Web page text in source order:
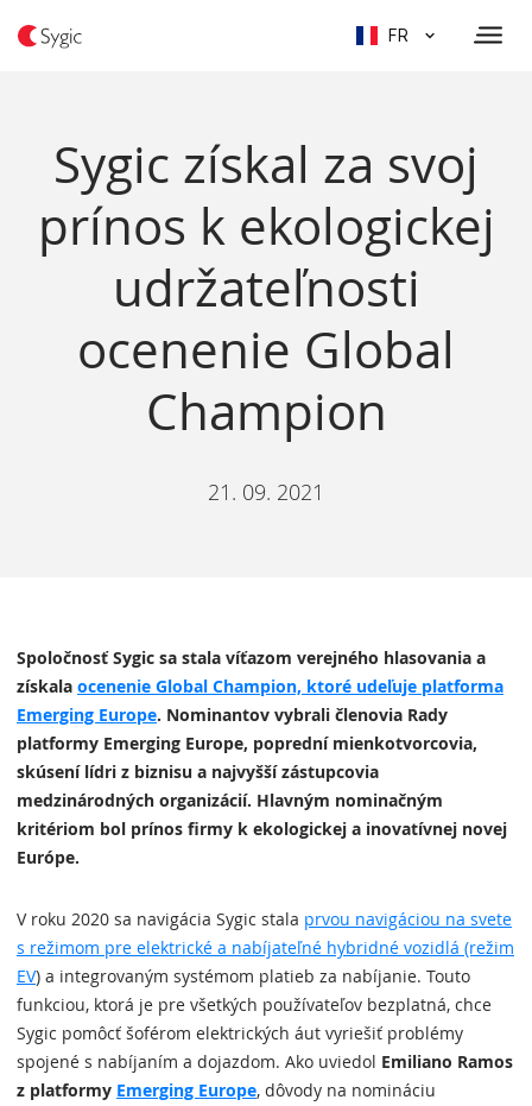
FR
Sygic získal za svoj
prínos k ekologickej
udržateľnosti
ocenenie Global
Champion
21. 09. 2021
Spoločnosť Sygic sa stala víťazom verejného hlasovania a
získala ocenenie Global Champion, ktoré udeľuje platforma
Emerging Europe. Nominantov vybrali členovia Rady
platformy Emerging Europe, poprední mienkotvorcovia,
skúsení lídri z biznisu a najvyšší zástupcovia
medzinárodných organizácií. Hlavným nominačným
kritériom bol prínos firmy k ekologickej a inovatívnej novej
Európe.
V roku 2020 sa navigácia Sygic stala prvou navigáciou na svete
s režimom pre elektrické a nabíjateľné hybridné vozidlá (režim
EV) a integrovaným systémom platieb za nabíjanie. Touto
funkciou, ktorá je pre všetkých používateľov bezplatná, chce
Sygic pomôcť šoférom elektrických áut vyriešiť problémy
spojené s nabíjaním a dojazdom. Ako uviedol Emiliano Ramos
z platformy Emerging Europe, dôvody na nomináciu